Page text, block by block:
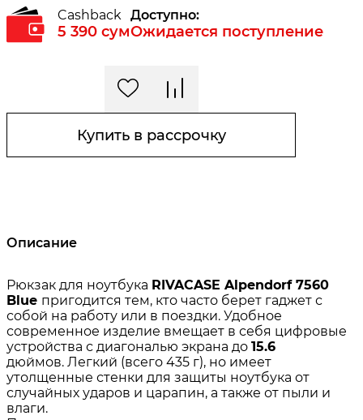
Cashback
5 390 сум
Доступно:
Ожидается поступление
Купить в рассрочку
Описание